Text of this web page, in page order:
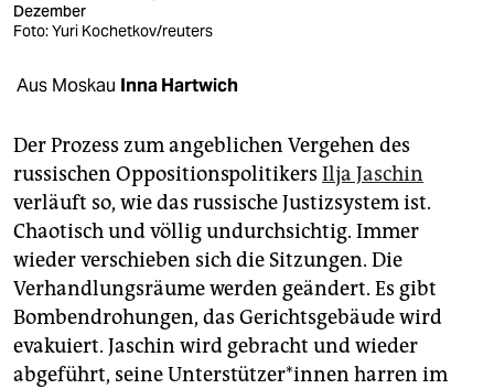
veranstaltungen
unterstützen
abo
genossenschaft
epaper login
Dezember
Foto: Yuri Kochetkov/reuters
Aus Moskau Inna Hartwich
Der Prozess zum angeblichen Vergehen des
russischen Oppositionspolitikers Ilja Jaschin
verläuft so, wie das russische Justizsystem ist.
Chaotisch und völlig undurchsichtig. Immer
wieder verschieben sich die Sitzungen. Die
Verhandlungsräume werden geändert. Es gibt
Bombendrohungen, das Gerichtsgebäude wird
evakuiert. Jaschin wird gebracht und wieder
abgeführt, seine Un­ter­stüt­ze­r*in­nen harren im